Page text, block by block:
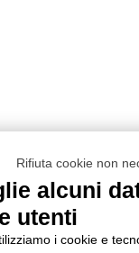
Rifiuta cookie non
alcuni
utenti
i cookie e